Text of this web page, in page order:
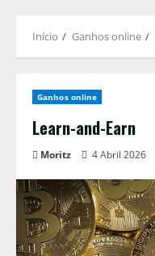
Início Ganhos online
Ganhos online
Learn-and-Earn
Moritz 4 Abril 2026